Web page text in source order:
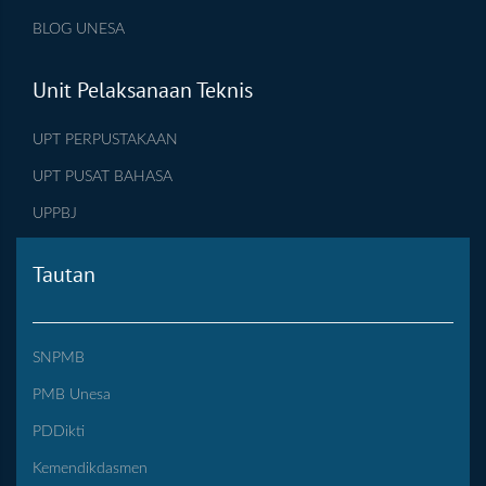
BLOG UNESA
Unit Pelaksanaan Teknis
UPT PERPUSTAKAAN
UPT PUSAT BAHASA
UPPBJ
Tautan
SNPMB
PMB Unesa
PDDikti
Kemendikdasmen